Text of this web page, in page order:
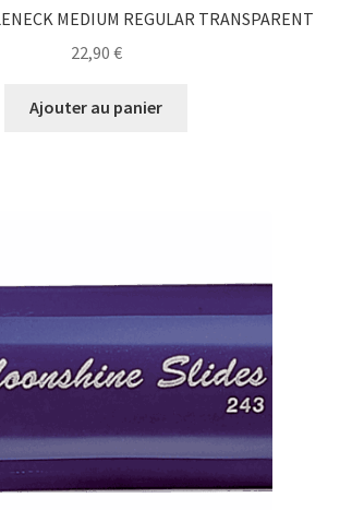
MEDIUM REGULAR TRANSPARENT
22,90 €
Ajouter au panier